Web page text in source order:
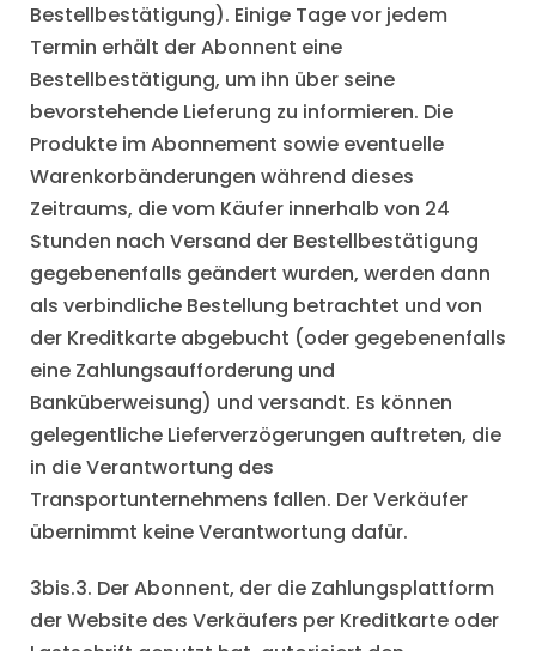
Bestellbestätigung). Einige Tage vor jedem
Termin erhält der Abonnent eine
Bestellbestätigung, um ihn über seine
bevorstehende Lieferung zu informieren. Die
Produkte im Abonnement sowie eventuelle
Warenkorbänderungen während dieses
Zeitraums, die vom Käufer innerhalb von 24
Stunden nach Versand der Bestellbestätigung
gegebenenfalls geändert wurden, werden dann
als verbindliche Bestellung betrachtet und von
der Kreditkarte abgebucht (oder gegebenenfalls
eine Zahlungsaufforderung und
Banküberweisung) und versandt. Es können
gelegentliche Lieferverzögerungen auftreten, die
in die Verantwortung des
Transportunternehmens fallen. Der Verkäufer
übernimmt keine Verantwortung dafür.
3bis.3. Der Abonnent, der die Zahlungsplattform
der Website des Verkäufers per Kreditkarte oder